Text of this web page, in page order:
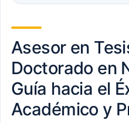
Asesor en
Doctorado en
Guía hacia el
Académico y